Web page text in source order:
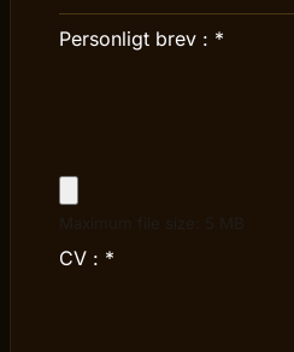
Personligt brev : *
CV : *